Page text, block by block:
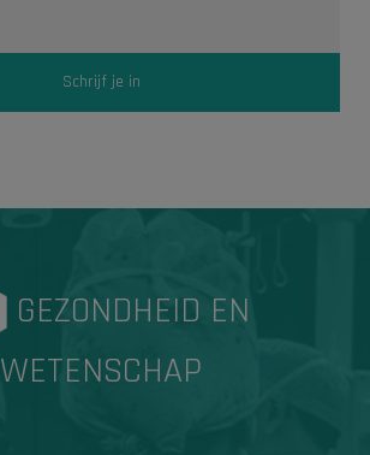
GEZONDHEID EN
WETENSCHAP